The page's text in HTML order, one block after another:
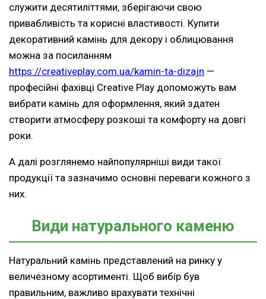
служити десятиліттями, зберігаючи свою
привабливість та корисні властивості. Купити
декоративний камінь для декору і облицювання
можна за посиланням
https://creativeplay.com.ua/kamin-ta-dizajn —
професійні фахівці Creative Play допоможуть вам
вибрати камінь для оформлення, який здатен
створити атмосферу розкоші та комфорту на довгі
роки.
А далі розглянемо найпопулярніші види такої
продукції та зазначимо основні переваги кожного з
них.
Види натурального каменю
Натуральний камінь представлений на ринку у
величезному асортименті. Щоб вибір був
правильним, важливо врахувати технічні